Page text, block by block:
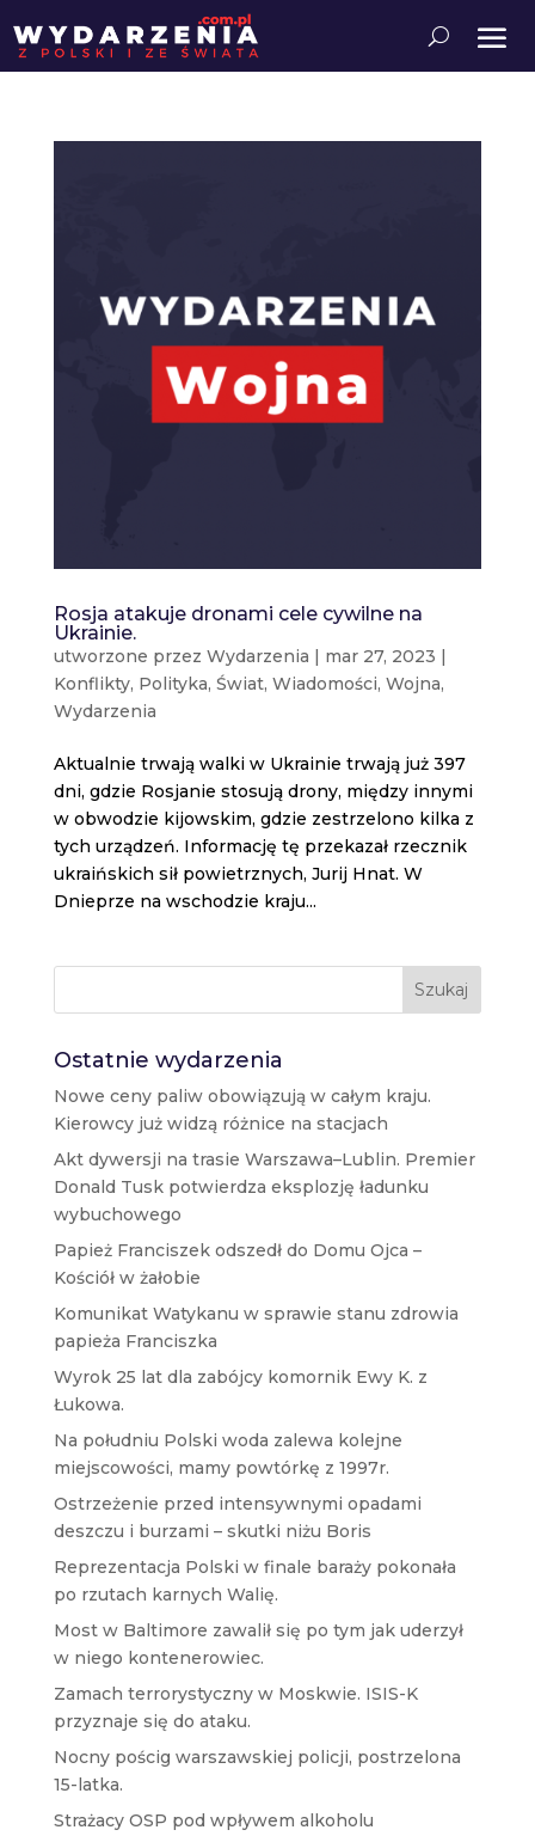
Rosja atakuje dronami cele cywilne na
Ukrainie.
utworzone przez Wydarzenia mar 27, 2023
Konflikty, Polityka, Świat, Wiadomości, Wojna,
Wydarzenia
Aktualnie trwają walki w Ukrainie trwają już 397
dni, gdzie Rosjanie stosują drony, między innymi
w obwodzie kijowskim, gdzie zestrzelono kilka z
tych urządzeń. Informację tę przekazał rzecznik
ukraińskich sił powietrznych, Jurij Hnat. W
Dnieprze na wschodzie kraju...
Szukaj
Ostatnie wydarzenia
Nowe ceny paliw obowiązują w całym kraju.
Kierowcy już widzą różnice na stacjach
Akt dywersji na trasie Warszawa–Lublin. Premier
Donald Tusk potwierdza eksplozję ładunku
wybuchowego
Papież Franciszek odszedł do Domu Ojca –
Kościół w żałobie
Komunikat Watykanu w sprawie stanu zdrowia
papieża Franciszka
Wyrok 25 lat dla zabójcy komornik Ewy K. z
Łukowa.
Na południu Polski woda zalewa kolejne
miejscowości, mamy powtórkę z 1997r.
Ostrzeżenie przed intensywnymi opadami
deszczu i burzami – skutki niżu Boris
Reprezentacja Polski w finale baraży pokonała
po rzutach karnych Walię.
Most w Baltimore zawalił się po tym jak uderzył
w niego kontenerowiec.
Zamach terrorystyczny w Moskwie. ISIS-K
przyznaje się do ataku.
Nocny pościg warszawskiej policji, postrzelona
15-latka.
Strażacy OSP pod wpływem alkoholu